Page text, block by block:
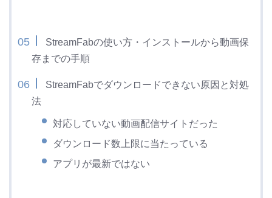
StreamFabの使い方・インストールから動画保
存までの手順
StreamFabでダウンロードできない原因と対処
法
対応していない動画配信サイトだった
ダウンロード数上限に当たっている
アプリが最新ではない